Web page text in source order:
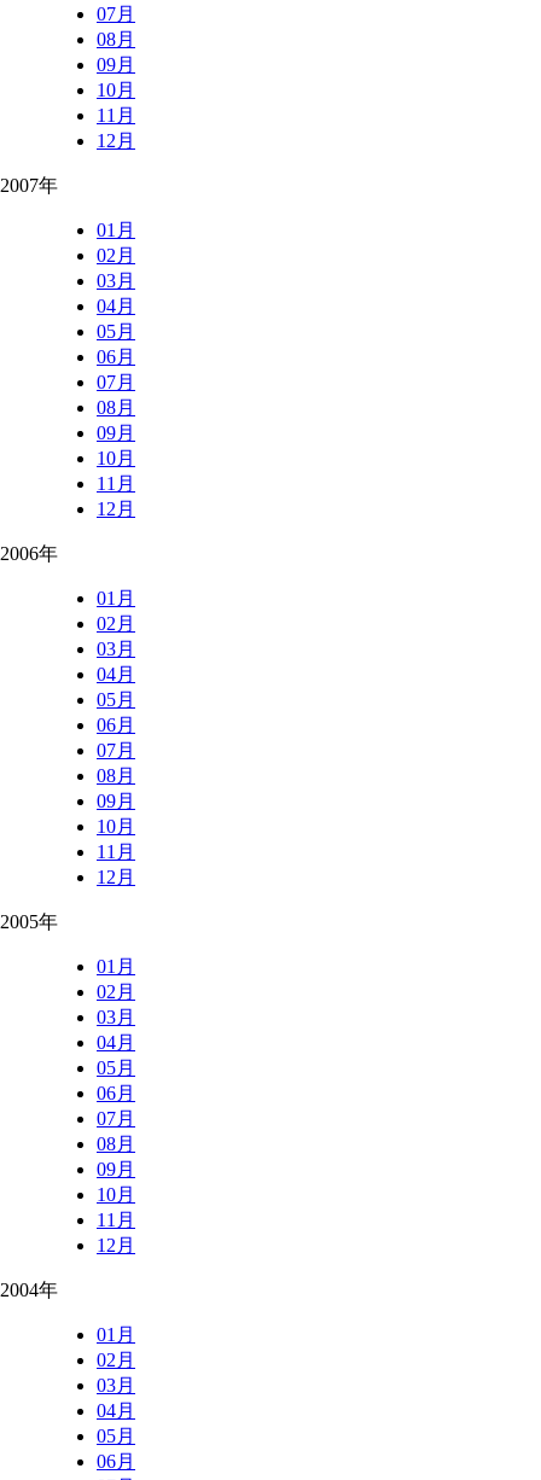
07月
08月
09月
10月
11月
12月
2007年
01月
02月
03月
04月
05月
06月
07月
08月
09月
10月
11月
12月
2006年
01月
02月
03月
04月
05月
06月
07月
08月
09月
10月
11月
12月
2005年
01月
02月
03月
04月
05月
06月
07月
08月
09月
10月
11月
12月
2004年
01月
02月
03月
04月
05月
06月